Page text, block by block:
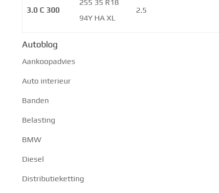
3.0 C 300
255 35 R18
94Y HA XL
2.5
Autoblog
Aankoopadvies
Auto interieur
Banden
Belasting
BMW
Diesel
Distributieketting